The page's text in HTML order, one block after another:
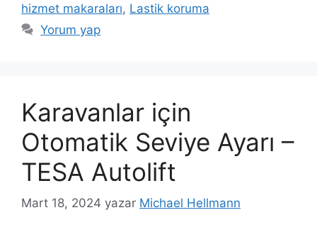
hizmet makaraları, Lastik koruma
Yorum yap
Karavanlar için
Otomatik Seviye Ayarı –
TESA Autolift
Mart 18, 2024 yazar Michael Hellmann